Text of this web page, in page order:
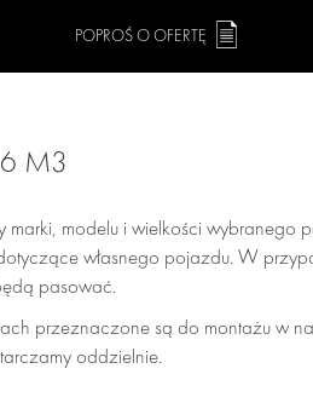
POPROŚ O OFERTĘ
M3
modelu i wielkości wybranego
własnego pojazdu. W
pasować.
przeznaczone są do montażu w
oddzielnie.